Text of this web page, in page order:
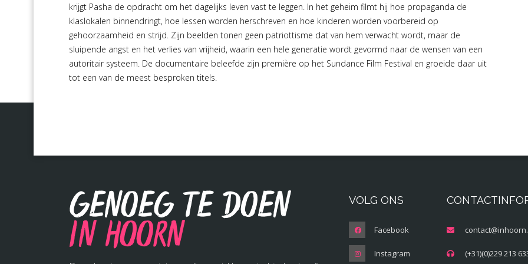
krijgt Pasha de opdracht om het dagelijks leven vast te leggen. In het geheim filmt hij hoe propaganda de
klaslokalen binnendringt, hoe lessen worden herschreven en hoe kinderen worden voorbereid op
gehoorzaamheid en strijd. Zijn beelden tonen geen patriottisme dat van hem verwacht wordt, maar de
sluipende angst en het verlies van vrijheid, waarin een hele generatie wordt gevormd naar de wensen van een
autoritair systeem. De documentaire beleefde zijn première op het Sundance Film Festival en groeide daar uit
tot een van de meest besproken titels.
Genoeg te doen
in Hoorn
VOLG ONS
Facebook
Instagram (+31)(0)229 213